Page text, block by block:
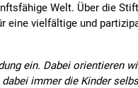
Welt. Über die
eine vielfältige und
ein. Dabei orientieren
immer die Kinder